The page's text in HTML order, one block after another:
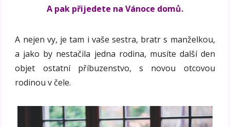
A pak přijedete na Vánoce domů.
A nejen vy, je tam i vaše sestra, bratr s manželkou,
a jako by nestačila jedna rodina, musíte další den
objet ostatní příbuzenstvo, s novou otcovou
rodinou v čele.